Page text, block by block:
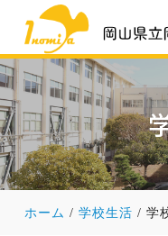
SSH
お知らせ
ホーム 学校生活 学